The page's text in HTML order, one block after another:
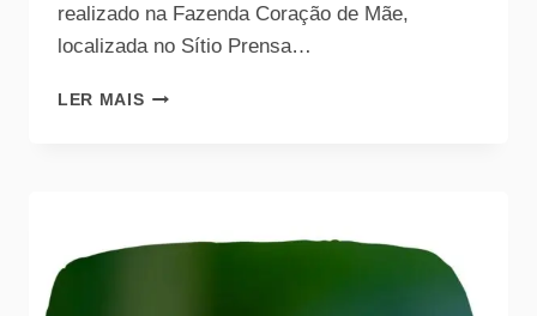
realizado na Fazenda Coração de Mãe,
localizada no Sítio Prensa…
LER MAIS